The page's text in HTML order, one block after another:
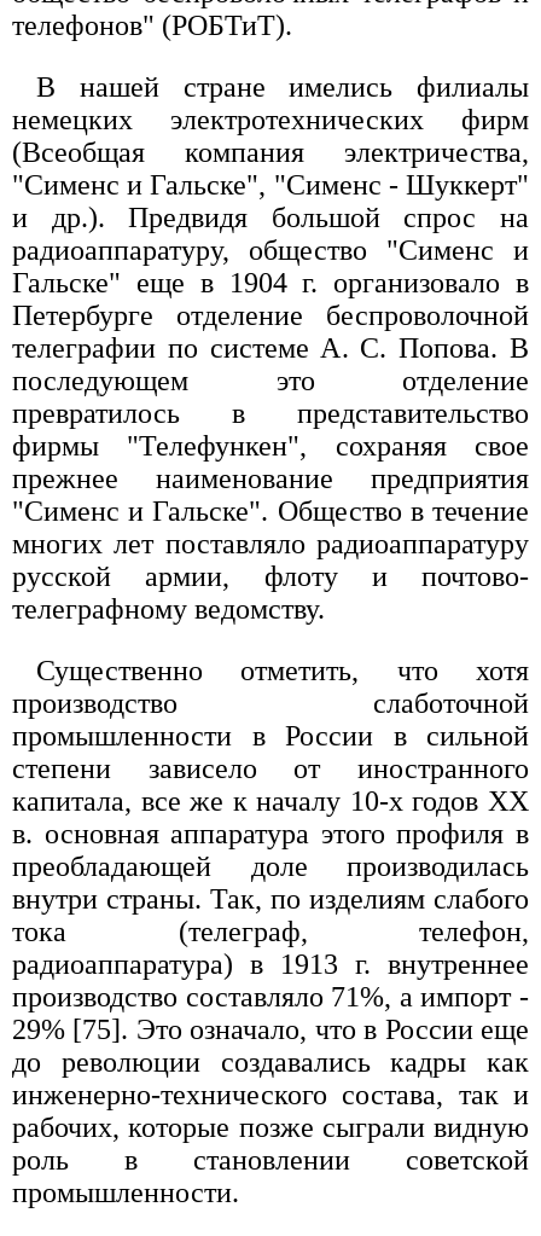
телефонов" (РОБТиТ).
В нашей стране имелись филиалы
немецких электротехнических фирм
(Всеобщая компания электричества,
"Сименс и Гальске", "Сименс - Шуккерт"
и др.). Предвидя большой спрос на
радиоаппаратуру, общество "Сименс и
Гальске" еще в 1904 г. организовало в
Петербурге отделение беспроволочной
телеграфии по системе А. С. Попова. В
последующем это отделение
превратилось в представительство
фирмы "Телефункен", сохраняя свое
прежнее наименование предприятия
"Сименс и Гальске". Общество в течение
многих лет поставляло радиоаппаратуру
русской армии, флоту и почтово-
телеграфному ведомству.
Существенно отметить, что хотя
производство слаботочной
промышленности в России в сильной
степени зависело от иностранного
капитала, все же к началу 10-х годов XX
в. основная аппаратура этого профиля в
преобладающей доле производилась
внутри страны. Так, по изделиям слабого
тока (телеграф, телефон,
радиоаппаратура) в 1913 г. внутреннее
производство составляло 71%, а импорт -
29% [75]. Это означало, что в России еще
до революции создавались кадры как
инженерно-технического состава, так и
рабочих, которые позже сыграли видную
роль в становлении советской
промышленности.